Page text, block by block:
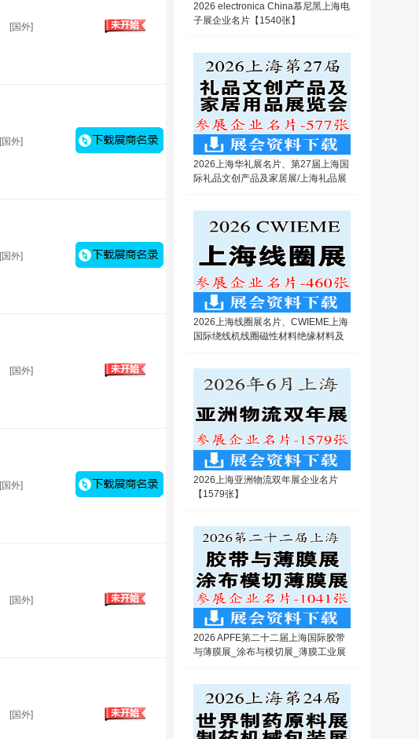
[国外]
[国外]
[国外]
[国外]
[国外]
[国外]
[国外]
2026 electronica China慕尼黑上海电
子展企业名片【1540张】
2026上海华礼展名片、第27届上海国
际礼品文创产品及家居展/上海礼品展
2026上海线圈展名片、CWIEME上海
国际绕线机线圈磁性材料绝缘材料及
2026上海亚洲物流双年展企业名片
【1579张】
2026 APFE第二十二届上海国际胶带
与薄膜展_涂布与模切展_薄膜工业展